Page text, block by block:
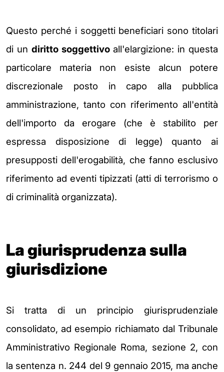
Questo perché i soggetti beneficiari sono titolari
di un diritto soggettivoall'elargizione: in questa
particolare materia non esiste alcun potere
discrezionale posto in capo alla pubblica
amministrazione, tanto con riferimento all'entità
dell'importo da erogare (che è stabilito per
espressa disposizione di legge) quanto ai
presupposti dell'erogabilità, che fanno esclusivo
riferimento ad eventi tipizzati (atti di terrorismo o
di criminalità organizzata).
La giurisprudenza sulla
giurisdizione
Si tratta di un principio giurisprudenziale
consolidato, ad esempio richiamato dal Tribunale
Amministrativo Regionale Roma, sezione 2, con
la sentenza n. 244 del 9 gennaio 2015, ma anche